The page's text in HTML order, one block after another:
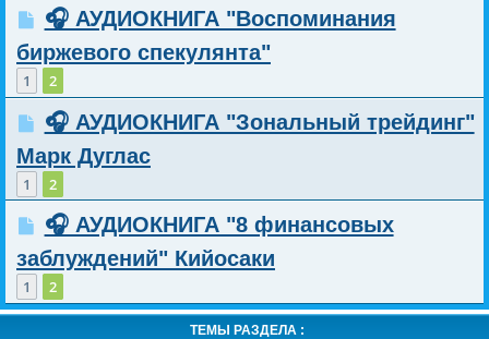
🎧 АУДИОКНИГА "Воспоминания
биржевого спекулянта"
1 2
🎧 АУДИОКНИГА "Зональный трейдинг"
Марк Дуглас
1 2
🎧 АУДИОКНИГА "8 финансовых
заблуждений" Кийосаки
1 2
ТЕМЫ РАЗДЕЛА :